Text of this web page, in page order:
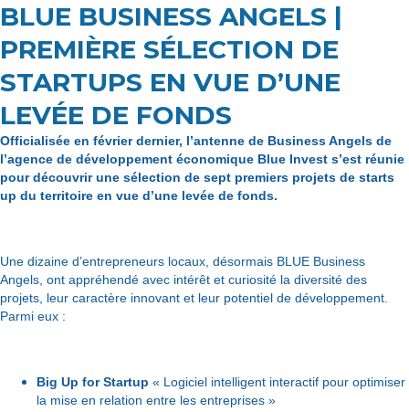
BLUE BUSINESS ANGELS |
PREMIÈRE SÉLECTION DE
STARTUPS EN VUE D’UNE
LEVÉE DE FONDS
Officialisée en février dernier, l’antenne de Business Angels de
l’agence de développement économique Blue Invest s’est réunie
pour découvrir une sélection de sept premiers projets de starts
up du territoire en vue d’une levée de fonds.
Une dizaine d’entrepreneurs locaux, désormais BLUE Business
Angels, ont appréhendé avec intérêt et curiosité la diversité des
projets, leur caractère innovant et leur potentiel de développement.
Parmi eux :
Big Up for Startup « Logiciel intelligent interactif pour optimiser
la mise en relation entre les entreprises »